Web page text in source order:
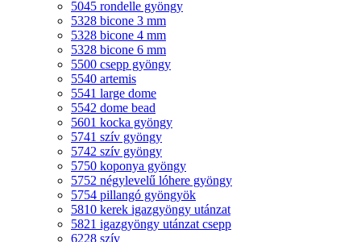
5045 rondelle gyöngy
5328 bicone 3 mm
5328 bicone 4 mm
5328 bicone 6 mm
5500 csepp gyöngy
5540 artemis
5541 large dome
5542 dome bead
5601 kocka gyöngy
5741 szív gyöngy
5742 szív gyöngy
5750 koponya gyöngy
5752 négylevelű lóhere gyöngy
5754 pillangó gyöngyök
5810 kerek igazgyöngy utánzat
5821 igazgyöngy utánzat csepp
6228 szív